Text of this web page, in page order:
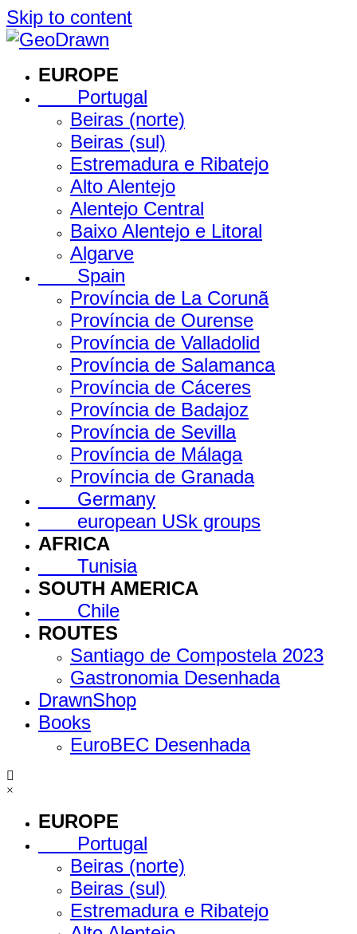
Skip to content
EUROPE
Portugal
Beiras (norte)
Beiras (sul)
Estremadura e Ribatejo
Alto Alentejo
Alentejo Central
Baixo Alentejo e Litoral
Algarve
Spain
Província de La Corunã
Província de Ourense
Província de Valladolid
Província de Salamanca
Província de Cáceres
Província de Badajoz
Província de Sevilla
Província de Málaga
Província de Granada
Germany
european USk groups
AFRICA
Tunisia
SOUTH AMERICA
Chile
ROUTES
Santiago de Compostela 2023
Gastronomia Desenhada
DrawnShop
Books
EuroBEC Desenhada
×
EUROPE
Portugal
Beiras (norte)
Beiras (sul)
Estremadura e Ribatejo